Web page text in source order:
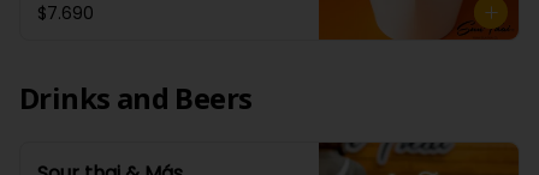
$7.690
Drinks and Beers